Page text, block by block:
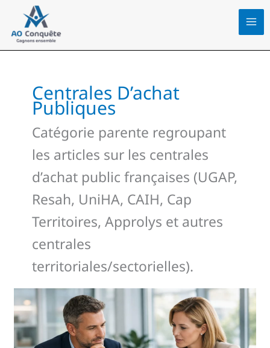
contenu
Centrales D’achat
Publiques
Catégorie parente regroupant
les articles sur les centrales
d’achat public françaises (UGAP,
Resah, UniHA, CAIH, Cap
Territoires, Approlys et autres
centrales
territoriales/sectorielles).
le
RESAH
préfère